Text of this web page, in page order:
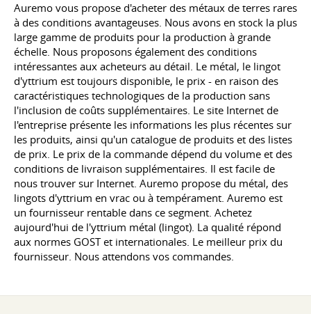
Auremo vous propose d'acheter des métaux de terres rares
à des conditions avantageuses. Nous avons en stock la plus
large gamme de produits pour la production à grande
échelle. Nous proposons également des conditions
intéressantes aux acheteurs au détail. Le métal, le lingot
d'yttrium est toujours disponible, le prix - en raison des
caractéristiques technologiques de la production sans
l'inclusion de coûts supplémentaires. Le site Internet de
l'entreprise présente les informations les plus récentes sur
les produits, ainsi qu'un catalogue de produits et des listes
de prix. Le prix de la commande dépend du volume et des
conditions de livraison supplémentaires. Il est facile de
nous trouver sur Internet. Auremo propose du métal, des
lingots d'yttrium en vrac ou à tempérament. Auremo est
un fournisseur rentable dans ce segment. Achetez
aujourd'hui de l'yttrium métal (lingot). La qualité répond
aux normes GOST et internationales. Le meilleur prix du
fournisseur. Nous attendons vos commandes.